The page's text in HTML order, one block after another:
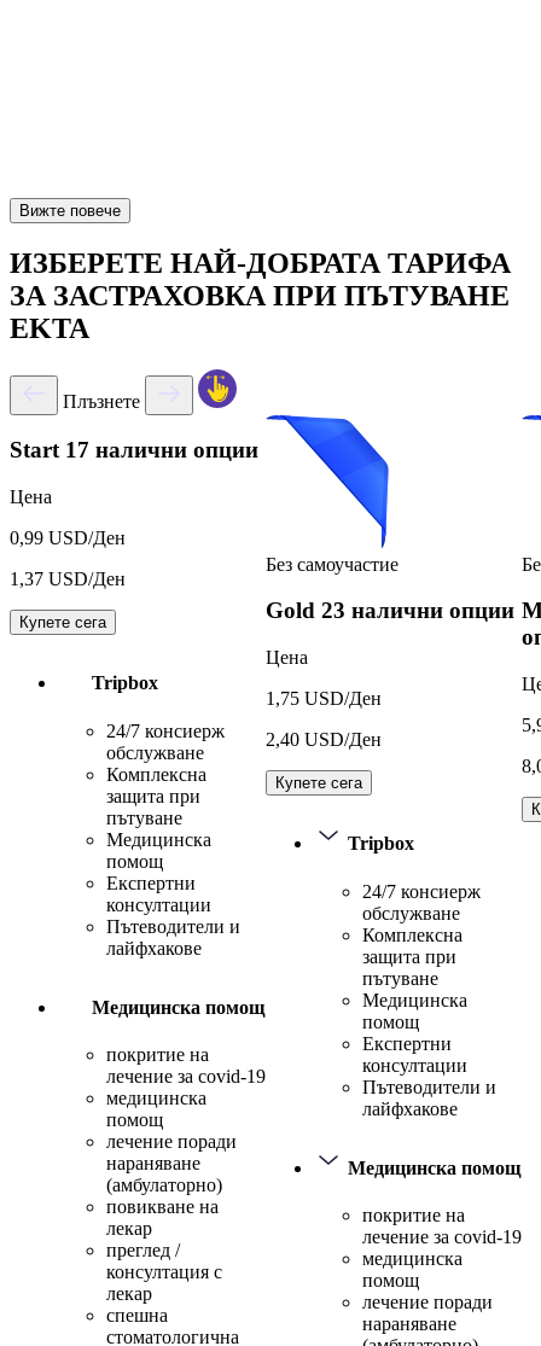
Вижте повече
ИЗБЕРЕТЕ НАЙ-ДОБРАТА ТАРИФА
ЗА ЗАСТРАХОВКА ПРИ ПЪТУВАНЕ
EKTA
Плъзнете
Start 17 налични опции
Цена
0,99 USD/Ден
1,37 USD/Ден
Купете сега
Tripbox
24/7 консиерж
обслужване
Комплексна
защита при
пътуване
Медицинска
помощ
Експертни
консултации
Пътеводители и
лайфхакове
Медицинска помощ
покритие на
лечение за covid-19
медицинска
помощ
лечение поради
нараняване
(амбулаторно)
повикване на
лекар
преглед /
консултация с
лекар
спешна
стоматологична
Без самоучастие
Gold 23 налични опции
Цена
1,75 USD/Ден
2,40 USD/Ден
Купете сега
Tripbox
24/7 консиерж
обслужване
Комплексна
защита при
пътуване
Медицинска
помощ
Експертни
консултации
Пътеводители и
лайфхакове
Медицинска помощ
покритие на
лечение за covid-19
медицинска
помощ
лечение поради
нараняване